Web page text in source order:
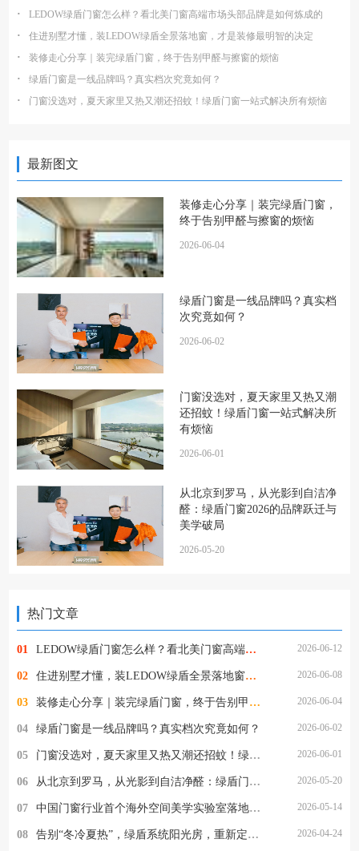
· LEDOW绿盾门窗怎么样？看北美门窗高端市场头部品牌是如何炼成的
· 住进别墅才懂，装LEDOW绿盾全景落地窗，才是装修最明智的决定
· 装修走心分享｜装完绿盾门窗，终于告别甲醛与擦窗的烦恼
· 绿盾门窗是一线品牌吗？真实档次究竟如何？
· 门窗没选对，夏天家里又热又潮还招蚊！绿盾门窗一站式解决所有烦恼
最新图文
装修走心分享｜装完绿盾门窗，
终于告别甲醛与擦窗的烦恼
2026-06-04
绿盾门窗是一线品牌吗？真实档
次究竟如何？
2026-06-02
门窗没选对，夏天家里又热又潮
还招蚊！绿盾门窗一站式解决所
有烦恼
2026-06-01
从北京到罗马，从光影到自洁净
醛：绿盾门窗2026的品牌跃迁与
美学破局
2026-05-20
热门文章
01 LEDOW绿盾门窗怎么样？看北美门窗高端市场头部品牌是如何炼成的 2026-06-12
02 住进别墅才懂，装LEDOW绿盾全景落地窗，才是装修最明智的决定 2026-06-08
03 装修走心分享｜装完绿盾门窗，终于告别甲醛与擦窗的烦恼 2026-06-04
04 绿盾门窗是一线品牌吗？真实档次究竟如何？ 2026-06-02
05 门窗没选对，夏天家里又热又潮还招蚊！绿盾门窗一站式解决所有烦恼 2026-06-01
06 从北京到罗马，从光影到自洁净醛：绿盾门窗2026的品牌跃迁与美学破局 2026-05-20
07 中国门窗行业首个海外空间美学实验室落地罗马，绿盾门窗的这一步，为何意义非凡？ 2026-05-14
08 告别“冬冷夏热”，绿盾系统阳光房，重新定义“与自然为邻” 2026-04-24